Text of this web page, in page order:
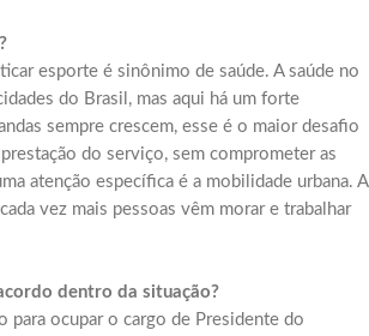
esporte é sinônimo de saúde. A saúde no
do Brasil, mas aqui há um forte
sempre crescem, esse é o maior desafio
do serviço, sem comprometer as
atenção específica é a mobilidade urbana. A
vez mais pessoas vêm morar e trabalhar
dentro da situação?
para ocupar o cargo de Presidente do